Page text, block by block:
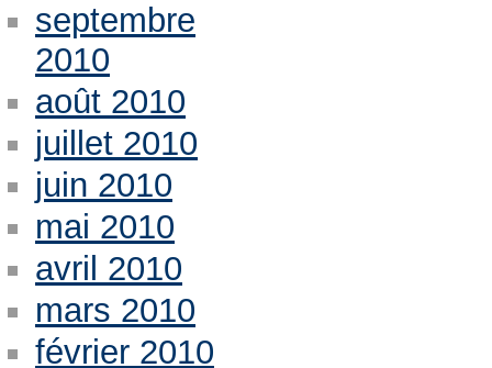
septembre
2010
août 2010
juillet 2010
juin 2010
mai 2010
avril 2010
mars 2010
février 2010